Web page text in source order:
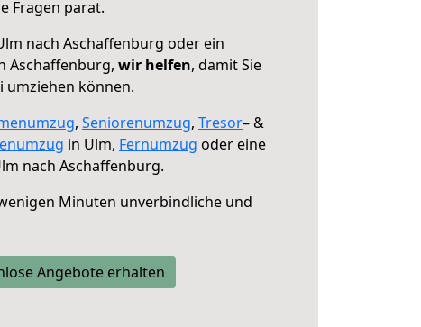
Fragen parat.
nach Aschaffenburg oder ein
Aschaffenburg, wir helfen, damit Sie
können.
, Seniorenumzug, Tresor– &
in Ulm, Fernumzug oder eine
nach Aschaffenburg.
Minuten unverbindliche und
Angebote erhalten